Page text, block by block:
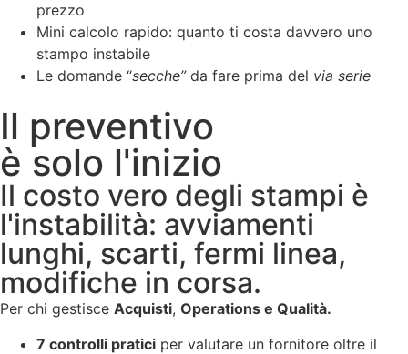
prezzo
Mini calcolo rapido: quanto ti costa davvero uno
stampo instabile
Le domande “secche” da fare prima del via serie
Il preventivo
è solo l'inizio
Il costo vero degli stampi è
l'instabilità: avviamenti
lunghi, scarti, fermi linea,
modifiche in corsa.
Per chi gestisce Acquisti, Operations e Qualità.
7 controlli pratici per valutare un fornitore oltre il